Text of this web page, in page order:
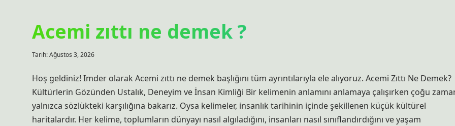
Acemi zıttı ne demek ?
Tarih: Ağustos 3, 2026
Hoş geldiniz! Imder olarak Acemi zıttı ne demek başlığını tüm ayrıntılarıyla ele alıyoruz. Acemi Zıttı Ne Demek?
Kültürlerin Gözünden Ustalık, Deneyim ve İnsan Kimliği Bir kelimenin anlamını anlamaya çalışırken çoğu
yalnızca sözlükteki karşılığına bakarız. Oysa kelimeler, insanlık tarihinin içinde şekillenen küçük kültürel
haritalardır. Her kelime, toplumların dünyayı nasıl algıladığını, insanları nasıl sınıflandırdığını ve yaşam